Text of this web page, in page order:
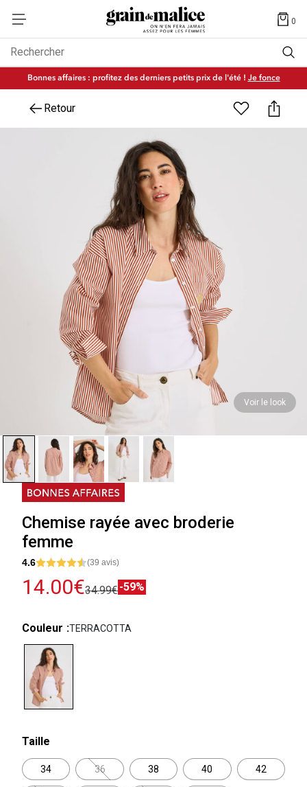
0
Rechercher
Bonnes affaires : profitez des derniers petits prix de l'été ! Je fonce
Retour
Voir le look
Chemise rayée avec broderie
femme
4.6 (39 avis)
14.00€34.99€-59%
Couleur TERRACOTTA
Taille
34 36 38 40 42